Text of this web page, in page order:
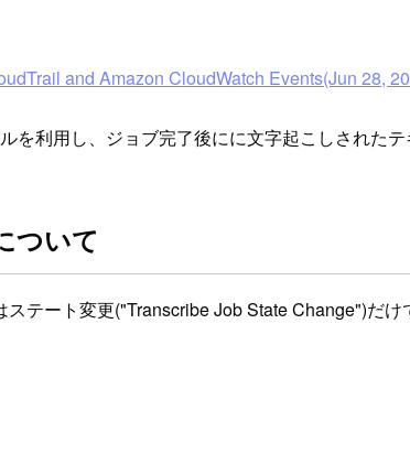
and Amazon CloudWatch Events(Jun 28,
を利用し、ジョブ完了後にに文字起こしされた
ついて
テート変更("Transcribe Job State Change")だけ